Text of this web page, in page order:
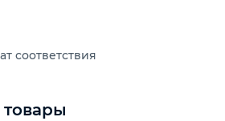
соответствия